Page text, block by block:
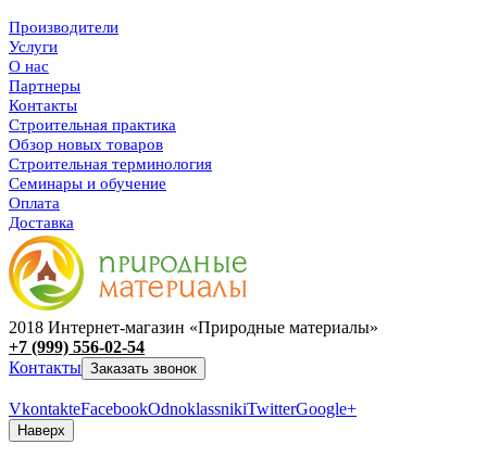
Производители
Услуги
О нас
Партнеры
Контакты
Строительная практика
Обзор новых товаров
Строительная терминология
Семинары и обучение
Оплата
Доставка
2018 Интернет-магазин «Природные материалы»
+7 (999) 556-02-54
Контакты Заказать звонок
VkontakteFacebookOdnoklassnikiTwitterGoogle+
Наверх